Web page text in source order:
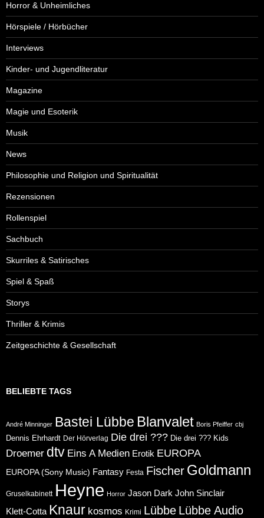
Horror & Unheimliches
Hörspiele / Hörbücher
Interviews
Kinder- und Jugendliteratur
Magazine
Magie und Esoterik
Musik
News
Philosophie und Religion und Spiritualität
Rezensionen
Rollenspiel
Sachbuch
Skurriles & Satirisches
Spiel & Spaß
Storys
Thriller & Krimis
Zeitgeschichte & Gesellschaft
BELIEBTE TAGS
André Minninger Bastei Lübbe Blanvalet Boris Pfeiffer cbj
Dennis Ehrhardt Der Hörverlag Die drei ??? Die drei ??? Kids
Droemer dtv Eins A Medien Erotik EUROPA
EUROPA (Sony Music) Fantasy Festa Fischer Goldmann
Gruselkabinett Heyne Horror Jason Dark John Sinclair
Klett-Cotta Knaur kosmos Krimi Lübbe Lübbe Audio